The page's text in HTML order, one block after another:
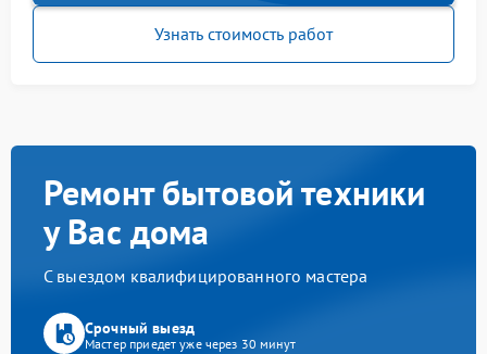
Узнать стоимость работ
Ремонт бытовой техники
у Вас дома
С выездом квалифицированного мастера
Срочный выезд
Мастер приедет уже через 30 минут